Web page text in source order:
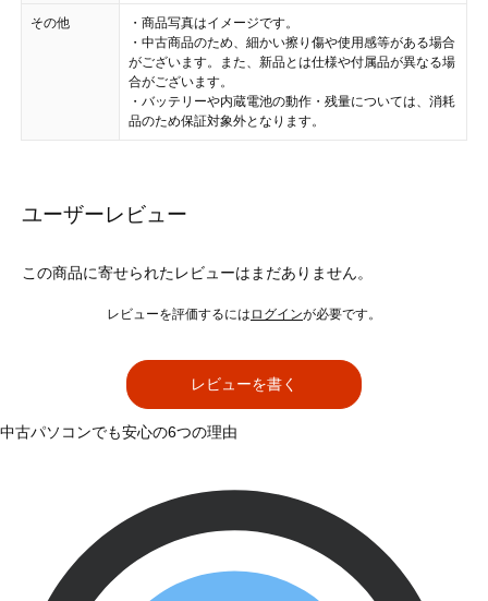
その他
・商品写真はイメージです。
・中古商品のため、細かい擦り傷や使用感等がある場合
がございます。また、新品とは仕様や付属品が異なる場
合がございます。
・バッテリーや内蔵電池の動作・残量については、消耗
品のため保証対象外となります。
ユーザーレビュー
この商品に寄せられたレビューはまだありません。
レビューを評価するには ログインが必要です。
レビューを書く
中古パソコンでも安心の6つの理由